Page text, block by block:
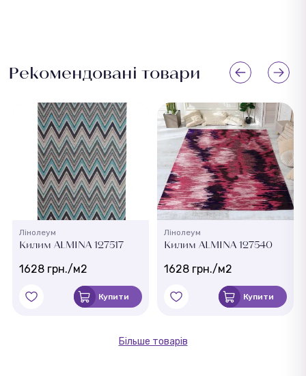
Рекомендовані товари
Лінолеум
Килим ALMINA 127517
1628 грн./м2
Купити
Лінолеум
Килим ALMINA 127540
1628 грн./м2
Купити
Більше товарів